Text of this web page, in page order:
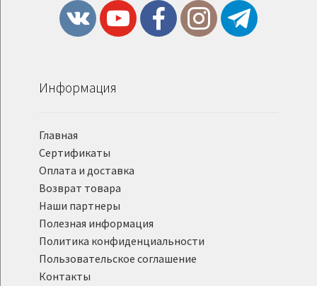
Информация
Главная
Сертификаты
Оплата и доставка
Возврат товара
Наши партнеры
Полезная информация
Политика конфиденциальности
Пользовательское соглашение
Контакты